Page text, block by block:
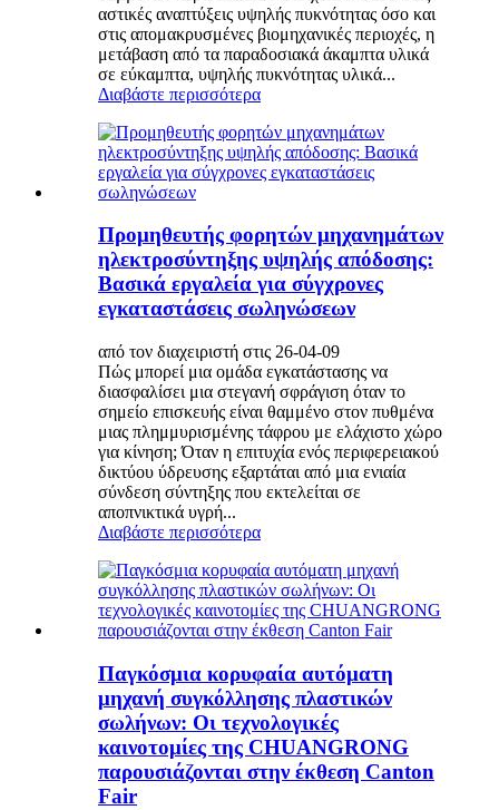
αστικές αναπτύξεις υψηλής πυκνότητας όσο και
στις απομακρυσμένες βιομηχανικές περιοχές, η
μετάβαση από τα παραδοσιακά άκαμπτα υλικά
σε εύκαμπτα, υψηλής πυκνότητας υλικά...
Διαβάστε περισσότερα
Προμηθευτής φορητών μηχανημάτων
ηλεκτροσύντηξης υψηλής απόδοσης:
Βασικά εργαλεία για σύγχρονες
εγκαταστάσεις σωληνώσεων
από τον διαχειριστή στις 26-04-09
Πώς μπορεί μια ομάδα εγκατάστασης να
διασφαλίσει μια στεγανή σφράγιση όταν το
σημείο επισκευής είναι θαμμένο στον πυθμένα
μιας πλημμυρισμένης τάφρου με ελάχιστο χώρο
για κίνηση; Όταν η επιτυχία ενός περιφερειακού
δικτύου ύδρευσης εξαρτάται από μια ενιαία
σύνδεση σύντηξης που εκτελείται σε
αποπνικτικά υγρή...
Διαβάστε περισσότερα
Παγκόσμια κορυφαία αυτόματη
μηχανή συγκόλλησης πλαστικών
σωλήνων: Οι τεχνολογικές
καινοτομίες της CHUANGRONG
παρουσιάζονται στην έκθεση Canton
Fair